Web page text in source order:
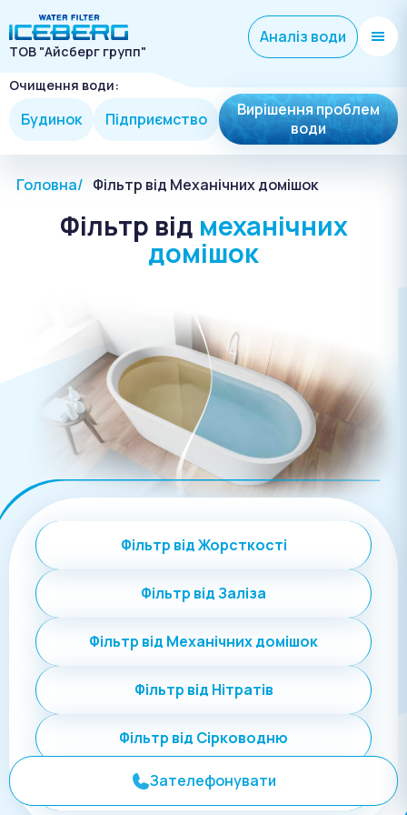
ТОВ "Айсберг групп"
Аналіз води
Очищення води:
Будинок Підприємство
Вирішення проблем
води
Головна Фільтр від Механічних домішок
Фільтр від механічних
домішок
Фільтр від Жорсткості
Фільтр від Заліза
Фільтр від Механічних домішок
Фільтр від Нітратів
Фільтр від Сірководню
Фільтр від Солей
Зателефонувати